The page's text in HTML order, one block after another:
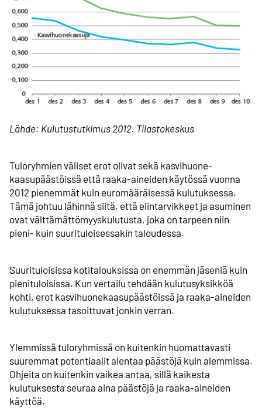
Lähde: Kulutustutkimus 2012. Tilastokeskus
Tuloryhmien väliset erot olivat sekä kasvihuone­
kaasupäästöissä että raaka-aineiden käytössä vuonna
2012 pienemmät kuin euromääräisessä kulutuksessa.
Tämä johtuu lähinnä siitä, että elintarvikkeet ja asuminen
ovat välttämättömyys­kulutusta, joka on tarpeen niin
pieni- kuin suurituloisessakin taloudessa.
Suurituloisissa kotitalouksissa on enemmän jäseniä kuin
pienituloisissa. Kun vertailu tehdään kulutusyksikköä
kohti, erot kasvihuone­kaasupäästöissä ja raaka-aineiden
kulutuksessa tasoittuvat jonkin verran.
Ylemmissä tuloryhmissä on kuitenkin huomattavasti
suuremmat potentiaalit alentaa päästöjä kuin alemmissa.
Ohjeita on kuitenkin vaikea antaa, sillä kaikesta
kulutuksesta seuraa aina päästöjä ja raaka-aineiden
käyttöä.